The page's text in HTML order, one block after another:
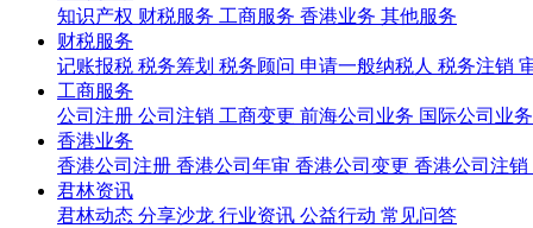
知识产权 财税服务 工商服务 香港业务 其他服务
财税服务
记账报税 税务筹划 税务顾问 申请一般纳税人 税务注销
工商服务
公司注册 公司注销 工商变更 前海公司业务 国际公司业
香港业务
香港公司注册 香港公司年审 香港公司变更 香港公司注销
君林资讯
君林动态 分享沙龙 行业资讯 公益行动 常见问答